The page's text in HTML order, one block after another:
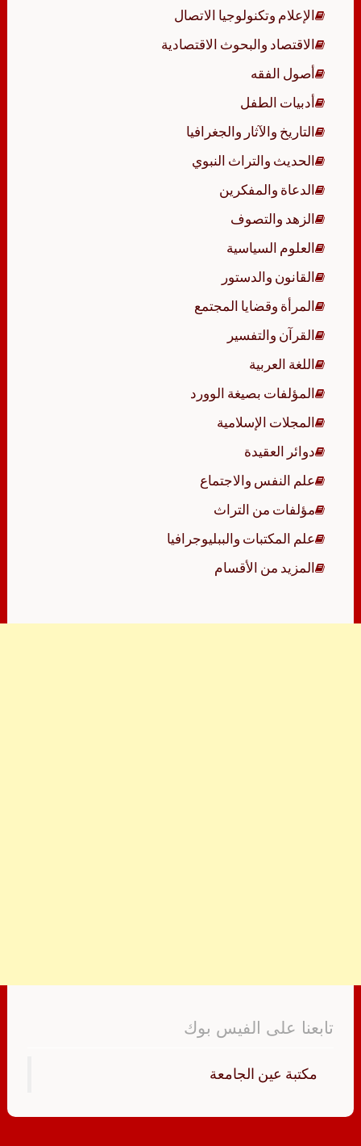
الإعلام وتكنولوجيا الاتصال
الاقتصاد والبحوث الاقتصادية
أصول الفقه
أدبيات الطفل
التاريخ والآثار والجغرافيا
الحديث والتراث النبوي
الدعاة والمفكرين
الزهد والتصوف
العلوم السياسية
القانون والدستور
المرأة وقضايا المجتمع
القرآن والتفسير
اللغة العربية
المؤلفات بصيغة الوورد
المجلات الإسلامية
دوائر العقيدة
علم النفس والاجتماع
مؤلفات من التراث
علم المكتبات والببليوجرافيا
المزيد من الأقسام
تابعنا على الفيس بوك
‏مكتبة عين الجامعة‏